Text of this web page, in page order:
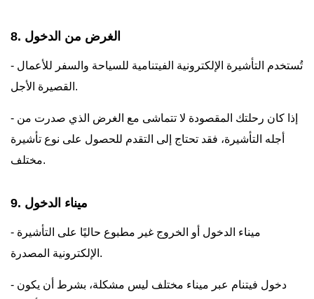
8. الغرض من الدخول
- تُستخدم التأشيرة الإلكترونية الفيتنامية للسياحة والسفر للأعمال
القصيرة الأجل.
- إذا كان رحلتك المقصودة لا تتماشى مع الغرض الذي صدرت من
أجله التأشيرة، فقد تحتاج إلى التقدم للحصول على نوع تأشيرة
مختلف.
9. ميناء الدخول
- ميناء الدخول أو الخروج غير مطبوع حاليًا على التأشيرة
الإلكترونية المصدرة.
- دخول فيتنام عبر ميناء مختلف ليس مشكلة، بشرط أن يكون